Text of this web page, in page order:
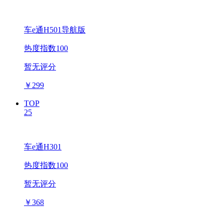
车e通H501导航版
热度指数100
暂无评分
￥ 299
TOP
25
车e通H301
热度指数100
暂无评分
￥368